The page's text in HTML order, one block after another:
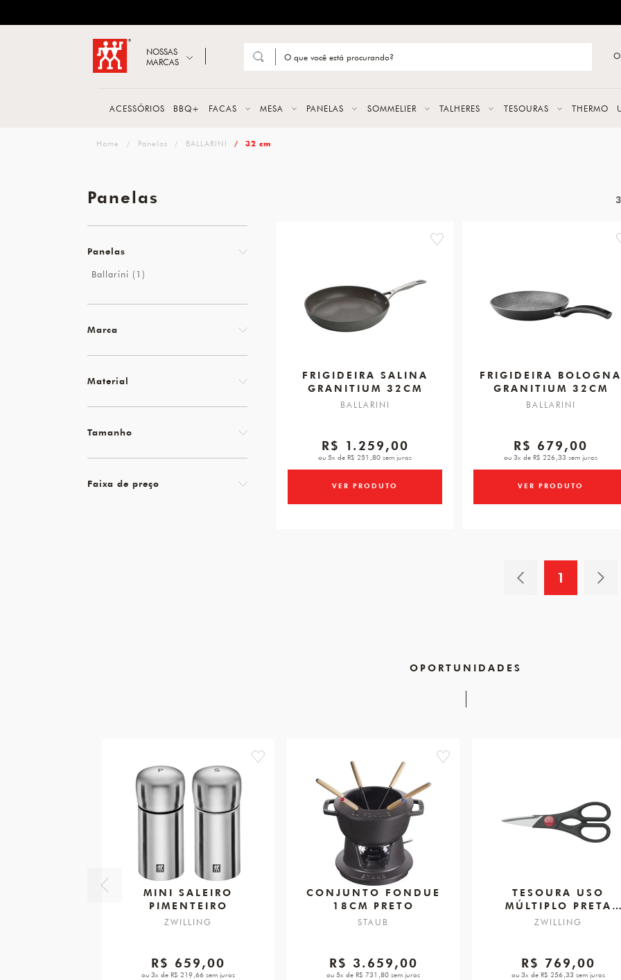
ZWILLING
NOSSAS
MARCAS
FACAS
ACESSÓRIOS BBQ+ FACAS MESA PANELAS SOMMELIER TALHERES TESOURAS THERMO
Panelas BALLARINI 32 cm
Panelas
Marca
Material
Tamanho
Faixa de preço
Panelas
Ballarini (1)
3
favorite
FRIGIDEIRA SALINA
GRANITIUM 32CM
BALLARINI
R$ 1.259,00
ou 5x de R$ 251,80 sem juros
VER PRODUTO
FRIGIDEIRA BOLOGNA
GRANITIUM 32CM
BALLARINI
R$ 679,00
ou 3x de R$ 226,33 sem juros
VER PRODUTO
1
OPORTUNIDADES
favorite
MINI SALEIRO
PIMENTEIRO
ZWILLING
R$ 659,00
ou 3x de R$ 219,66 sem juros
favorite
CONJUNTO FONDUE
18CM PRETO
STAUB
R$ 3.659,00
ou 5x de R$ 731,80 sem juros
TESOURA USO
MÚLTIPLO PRETA
200MM
ZWILLING
R$ 769,00
ou 3x de R$ 256,33 sem juros